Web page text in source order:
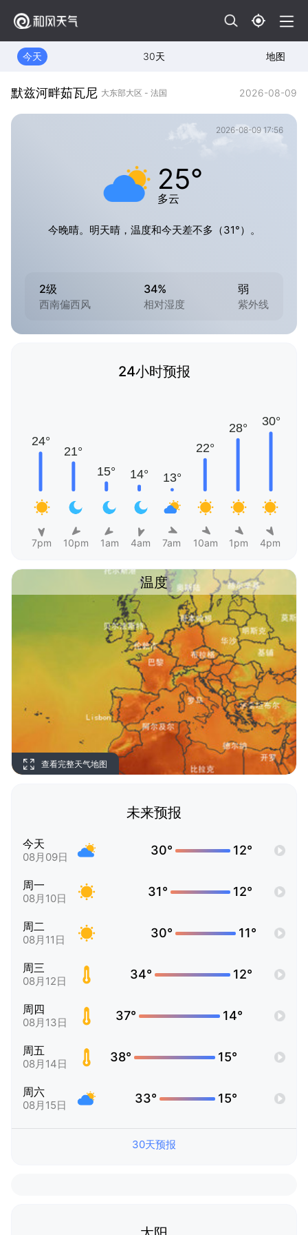
今天 30天 地图
默兹河畔茹瓦尼 大东部大区 - 法国 2026-08-09
2026-08-09 17:56
25°
多云
今晚晴。明天晴，温度和今天差不多（31°）。
2级
西南偏西风
34%
相对湿度
弱
紫外线
24小时预报
7pm 10pm 1am 4am 7am 10am 1pm 4pm
温度
查看完整天气地图
未来预报
今天
08月09日 30° 12°
周一
08月10日 31° 12°
周二
08月11日 30° 11°
周三
08月12日 34° 12°
周四
08月13日 37° 14°
周五
08月14日 38° 15°
周六
08月15日 33° 15°
30天预报